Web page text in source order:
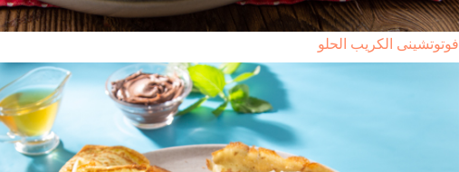
فوتوتشينى الكريب الحلو